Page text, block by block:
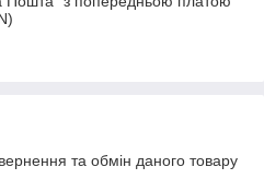
та обмін даного товару